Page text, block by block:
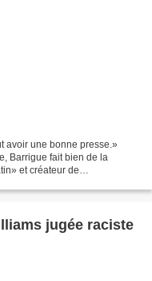
avoir une bonne presse.»
Barrigue fait bien de la
et créateur de
jugée raciste